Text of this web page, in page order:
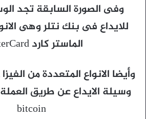
وفى الصورة السابقة تجد
للايداع فى بنك نتلر وهى
الماستر كارد MasterCard
وسيلة الايداع عن طريق
bitcoin